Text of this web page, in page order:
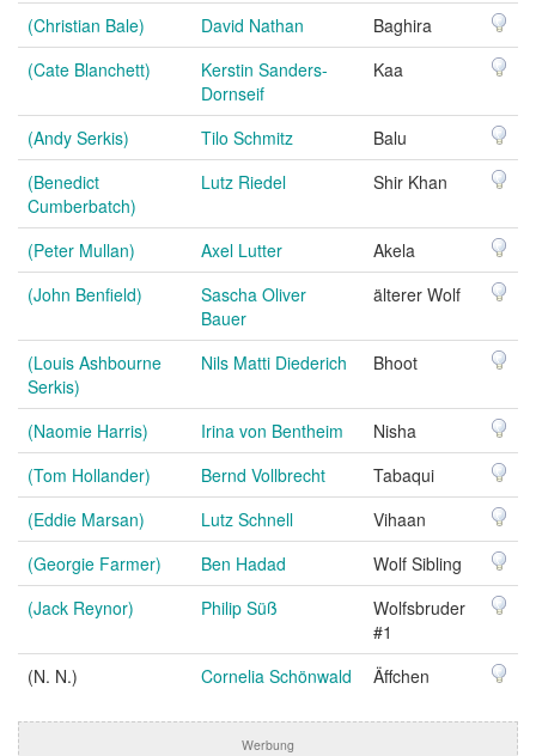
(Christian Bale)
David Nathan
Baghira
(Cate Blanchett)
Kerstin Sanders-
Dornseif
Kaa
(Andy Serkis) Tilo Schmitz
Balu
(Benedict
Cumberbatch)
Lutz Riedel Shir Khan
(Peter Mullan) Axel Lutter
Akela
(John Benfield)
Sascha Oliver
Bauer
älterer Wolf
(Louis Ashbourne
Serkis)
Nils Matti Diederich Bhoot
(Naomie Harris) Irina von Bentheim
Nisha
(Tom Hollander)
Bernd Vollbrecht
Tabaqui
(Eddie Marsan)
Lutz Schnell
Vihaan
(Georgie Farmer)
Ben Hadad
Wolf Sibling
(Jack Reynor)
Philip Süß
Wolfsbruder
#1
(N. N.)
Cornelia Schönwald Äffchen
Werbung